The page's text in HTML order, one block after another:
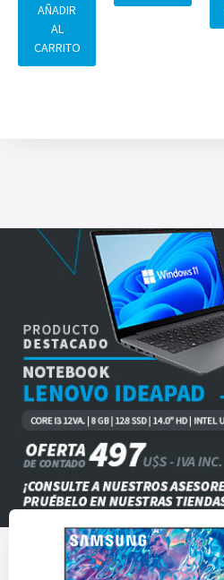
AÑADIR
AL
CARRITO